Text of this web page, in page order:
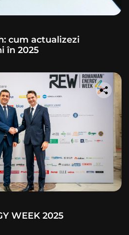
cum actualizezi
în 2025
WEEK 2025